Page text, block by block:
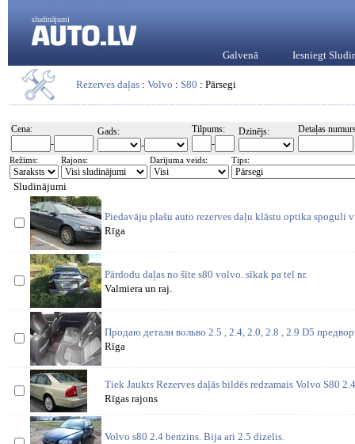
sludinājumi
Galvenā Iesniegt
Rezerves daļas : Volvo : S80 : Pārsegi
Cena:
-
Gads:
-
Tilpums:
-
Dzinējs: Detaļas
Režīms: Rajons: Darījuma veids: Tips:
Sludinājumi
Piedavāju plašu auto rezerves daļu klāstu optika spoguli
Rīga
Pārdodu daļas no šīte s80 volvo. sīkak pa tel nr.
Valmiera un raj.
Продаю детали вольво 2.5 , 2.4, 2.0, 2.8 , 2.9 D5
Rīga
Tiek Jaukts Rezerves daļās bildēs redzamais Volvo S80
Rīgas rajons
Volvo s80 2.4 benzins. Bija ari 2.5 dizelis.